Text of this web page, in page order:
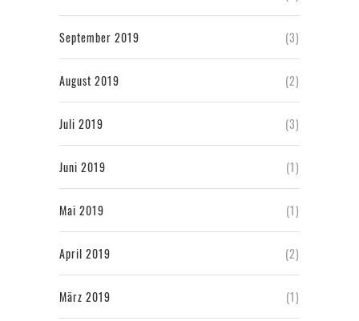
September 2019 (3)
August 2019 (2)
Juli 2019 (3)
Juni 2019 (1)
Mai 2019 (1)
April 2019 (2)
März 2019 (1)